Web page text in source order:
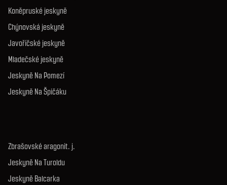
Koněpruské jeskyně
Chýnovská jeskyně
Javoříčské jeskyně
Mladečské jeskyně
Jeskyně Na Pomezí
Jeskyně Na Špičáku
Zbrašovské aragonit. j.
Jeskyně Na Turoldu
Jeskyně Balcarka